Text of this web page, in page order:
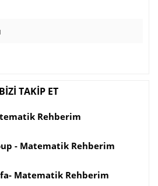
TAKİP ET
Rehberim
- Matematik Rehberim
Matematik Rehberim